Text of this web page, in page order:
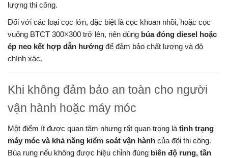
lượng thi công.
Đối với các loại cọc lớn, đặc biệt là cọc khoan nhồi, hoặc cọc
vuông BTCT 300×300 trở lên, nên dùng búa đóng diesel hoặc
ép neo kết hợp dẫn hướng để đảm bảo chất lượng và độ
chính xác.
Khi không đảm bảo an toàn cho người
vận hành hoặc máy móc
Một điểm ít được quan tâm nhưng rất quan trọng làtình trạng
máy móc và khả năng kiểm soát vận hành của đội thi công.
Búa rung nếu không được hiệu chỉnh đúng biên độ rung, tần